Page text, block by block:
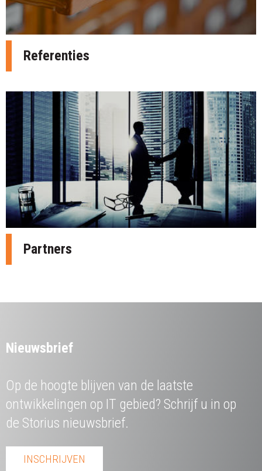
Referenties
Partners
Nieuwsbrief
Op de hoogte blijven van de laatste
ontwikkelingen op IT gebied? Schrijf u in op
de Storius nieuwsbrief.
INSCHRIJVEN